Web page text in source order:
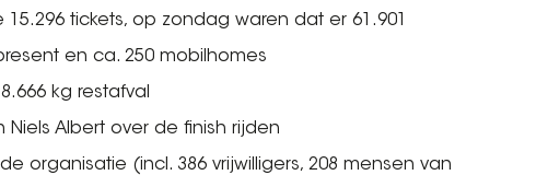
tickets, op zondag waren dat er 61.901
en ca. 250 mobilhomes
kg restafval
Niels Albert over de finish rijden
organisatie (incl. 386 vrijwilligers, 208 mensen van